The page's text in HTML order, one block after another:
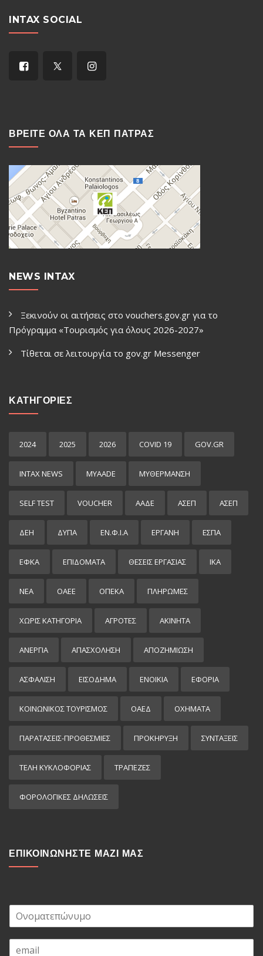
INTAX SOCIAL
ΒΡΕΙΤΕ ΟΛΑ ΤΑ ΚΕΠ ΠΑΤΡΑΣ
NEWS INTAX
Ξεκινούν οι αιτήσεις στο vouchers.gov.gr για το
Πρόγραμμα «Τουρισμός για όλους 2026-2027»
Τίθεται σε λειτουργία το gov.gr Μessenger
ΚΑΤΗΓΟΡΙΕΣ
2024 2025 2026 COVID 19 GOV.GR
INTAX NEWS MYAADE MYΘΈΡΜΑΝΣΗ
SELF TEST VOUCHER ΑΑΔΕ ΑΣΕΠ ΑΣΕΠ
ΔΕΗ ΔΥΠΑ ΕΝ.Φ.Ι.Α ΕΡΓΑΝΗ ΕΣΠΑ
ΕΦΚΑ ΕΠΙΔΌΜΑΤΑ ΘΕΣΕΙΣ ΕΡΓΑΣΙΑΣ ΙΚΑ
ΝΕΑ ΟΑΕΕ ΟΠΕΚΑ ΠΛΗΡΩΜΕΣ
ΧΩΡΊΣ ΚΑΤΗΓΟΡΊΑ ΑΓΡΟΤΕΣ ΑΚΙΝΗΤΑ
ΑΝΕΡΓΙΑ ΑΠΑΣΧΟΛΗΣΗ ΑΠΟΖΗΜΙΩΣΗ
ΑΣΦΑΛΙΣΗ ΕΙΣΌΔΗΜΑ ΕΝΟΙΚΙΑ ΕΦΟΡΙΑ
ΚΟΙΝΩΝΙΚΟΣ ΤΟΥΡΙΣΜΟΣ ΟΑΕΔ ΟΧΗΜΑΤΑ
ΠΑΡΑΤΑΣΕΙΣ-ΠΡΟΘΕΣΜΙΕΣ ΠΡΟΚΉΡΥΞΗ ΣΥΝΤΑΞΕΙΣ
ΤΕΛΗ ΚΥΚΛΟΦΟΡΙΑΣ ΤΡΑΠΕΖΕΣ
ΦΟΡΟΛΟΓΙΚΕΣ ΔΗΛΩΣΕΙΣ
ΕΠΙΚΟΙΝΩΝΗΣΤΕ ΜΑΖΙ ΜΑΣ